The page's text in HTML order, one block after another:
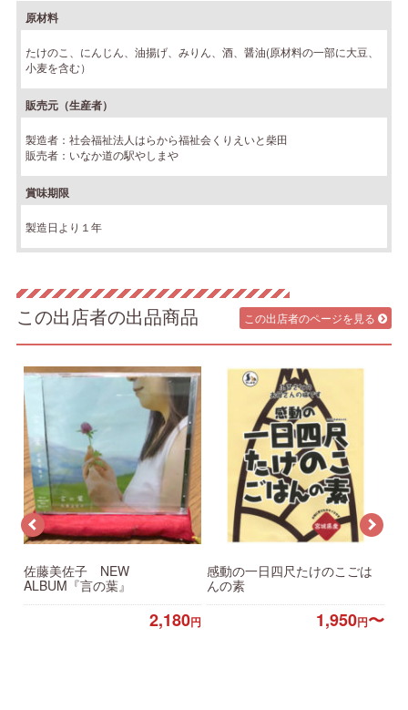
原材料
たけのこ、にんじん、油揚げ、みりん、酒、醤油(原材料の一部に大豆、
小麦を含む）
販売元（生産者）
製造者：社会福祉法人はらから福祉会くりえいと柴田
販売者：いなか道の駅やしまや
賞味期限
製造日より１年
この出店者の出品商品 この出店者のページを見る
佐藤美佐子 NEW
ALBUM『言の葉』
2,180円
感動の一日四尺たけのこごは
んの素
1,950円〜